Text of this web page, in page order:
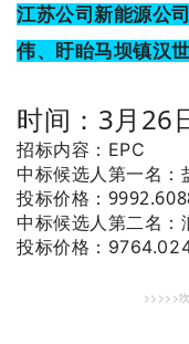
江苏公司新能源公
伟、盱眙马坝镇汉
时间：3月26
招标内容：EPC
中标候选人第一名
投标价格：
中标候选人第二名
投标价格：
>>>>>